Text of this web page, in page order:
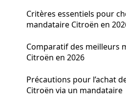
Critères essentiels pour
mandataire Citroën en
Comparatif des meilleurs
Citroën en 2026
Précautions pour l’achat
Citroën via un mandataire